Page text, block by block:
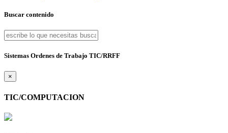
Buscar contenido
Sistemas Ordenes de Trabajo TIC/RRFF
×
TIC/COMPUTACION